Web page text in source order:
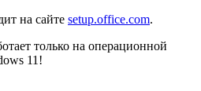
на сайте setup.office.com.
только на операционной
11!